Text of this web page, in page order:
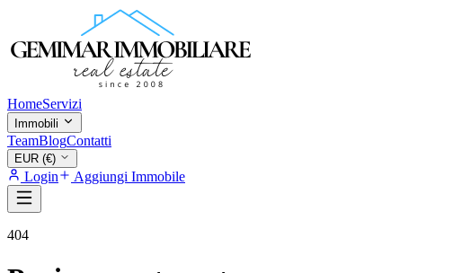
HomeServizi
Immobili
TeamBlogContatti
EUR (€)
Login Aggiungi Immobile
404